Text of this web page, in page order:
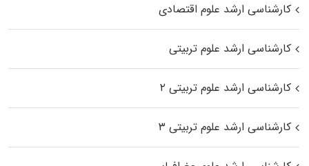
کارشناسی ارشد علوم اقتصادی
کارشناسی ارشد علوم تربیتی
کارشناسی ارشد علوم تربیتی ۲
کارشناسی ارشد علوم تربیتی ۳